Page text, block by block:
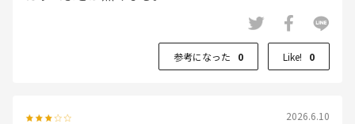
参考になった 0 Like! 0
2026.6.10